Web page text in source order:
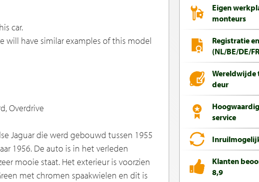
car.
will have similar examples of this model
Overdrive
Jaguar die werd gebouwd tussen 1955
1956. De auto is in het verleden
mooie staat. Het exterieur is voorzien
met chromen spaakwielen en dit is
Eigen
monteurs
Registratie
(NL/BE/DE/
Wereldwijde
deur
service
Klanten
8,9